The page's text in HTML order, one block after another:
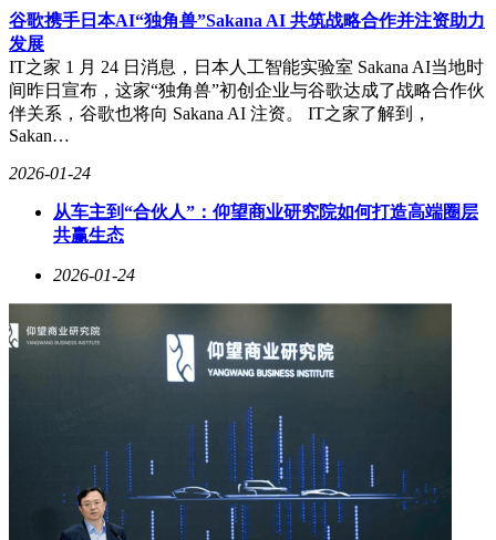
谷歌携手日本AI“独角兽”Sakana AI 共筑战略合作并注资助力
发展
IT之家 1 月 24 日消息，日本人工智能实验室 Sakana AI当地时
间昨日宣布，这家“独角兽”初创企业与谷歌达成了战略合作伙
伴关系，谷歌也将向 Sakana AI 注资。 IT之家了解到，
Sakan…
2026-01-24
从车主到“合伙人”：仰望商业研究院如何打造高端圈层
共赢生态
2026-01-24